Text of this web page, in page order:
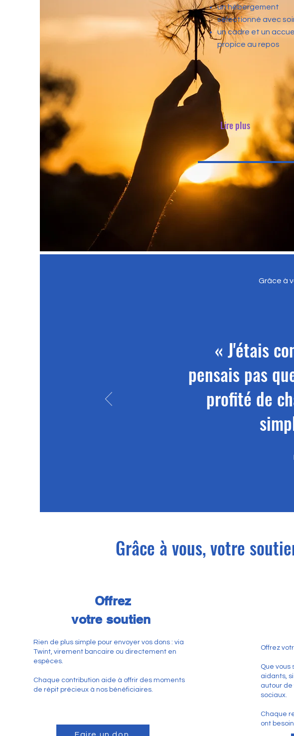
un hébergement
sélectionné avec
un cadre et un
propice au repos
Lire plus
Grâce à
« J'étais
pensais pas
profité de
Grâce à vous, votre
Offrez
votre soutien
Rien de plus simple pour envoyer vos dons : via
Twint, virement bancaire ou directement en
espèces.
Chaque contribution aide à offrir des moments
de répit précieux à nos bénéficiaires.
Offrez
Que vous
aidants,
autour de
sociaux.
Chaque
ont